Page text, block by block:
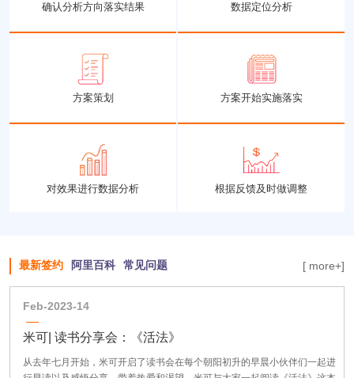
确认分析方向落实结果 数据定位分析
方案策划 方案开始实施落实
对效果进行数据分析 根据反馈及时做调整
最新签约 阿里百科 常见问题 [ more+]
Feb-2023-14
米可| 读书分享会：《活法》
从去年七月开始，米可开启了读书会在每个朝阳初升的早晨小伙伴们一起进